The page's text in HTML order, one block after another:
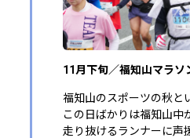
11月下旬／福知山マラソ
福知山のスポーツの秋と
この日ばかりは福知山中
走り抜けるランナーに声